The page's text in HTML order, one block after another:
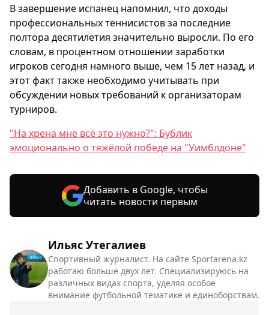
Ильяс Утегалиев
Спортивный журналист. На сайте Sportarena.kz
работаю больше двух лет. Специализируюсь на
различных видах спорта, уделяя особое
внимание футбольной тематике и единоборствам.
В завершение испанец напомнил, что доходы
профессиональных теннисистов за последние
полтора десятилетия значительно выросли. По его
словам, в процентном отношении заработки
игроков сегодня намного выше, чем 15 лет назад, и
этот факт также необходимо учитывать при
обсуждении новых требований к организаторам
турниров.
"На хрена мне всё это нужно?": Бублик
эмоционально о тяжёлой победе на "Уимблдоне"
Добавить в Google, чтобы
читать новости первым